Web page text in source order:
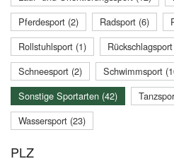
Pferdesport (2)
Radsport (6)
Rollstuhlsport (1)
Schneesport (2)
Schwimmsport
Sonstige Sportarten (42)
Wassersport (23)
PLZ